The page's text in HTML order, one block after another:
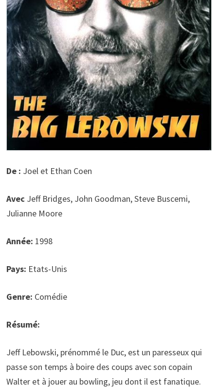
De : Joel et Ethan Coen
Avec Jeff Bridges, John Goodman, Steve Buscemi,
Julianne Moore
Année: 1998
Pays: Etats-Unis
Genre: Comédie
Résumé:
Jeff Lebowski, prénommé le Duc, est un paresseux qui
passe son temps à boire des coups avec son copain
Walter et à jouer au bowling, jeu dont il est fanatique.